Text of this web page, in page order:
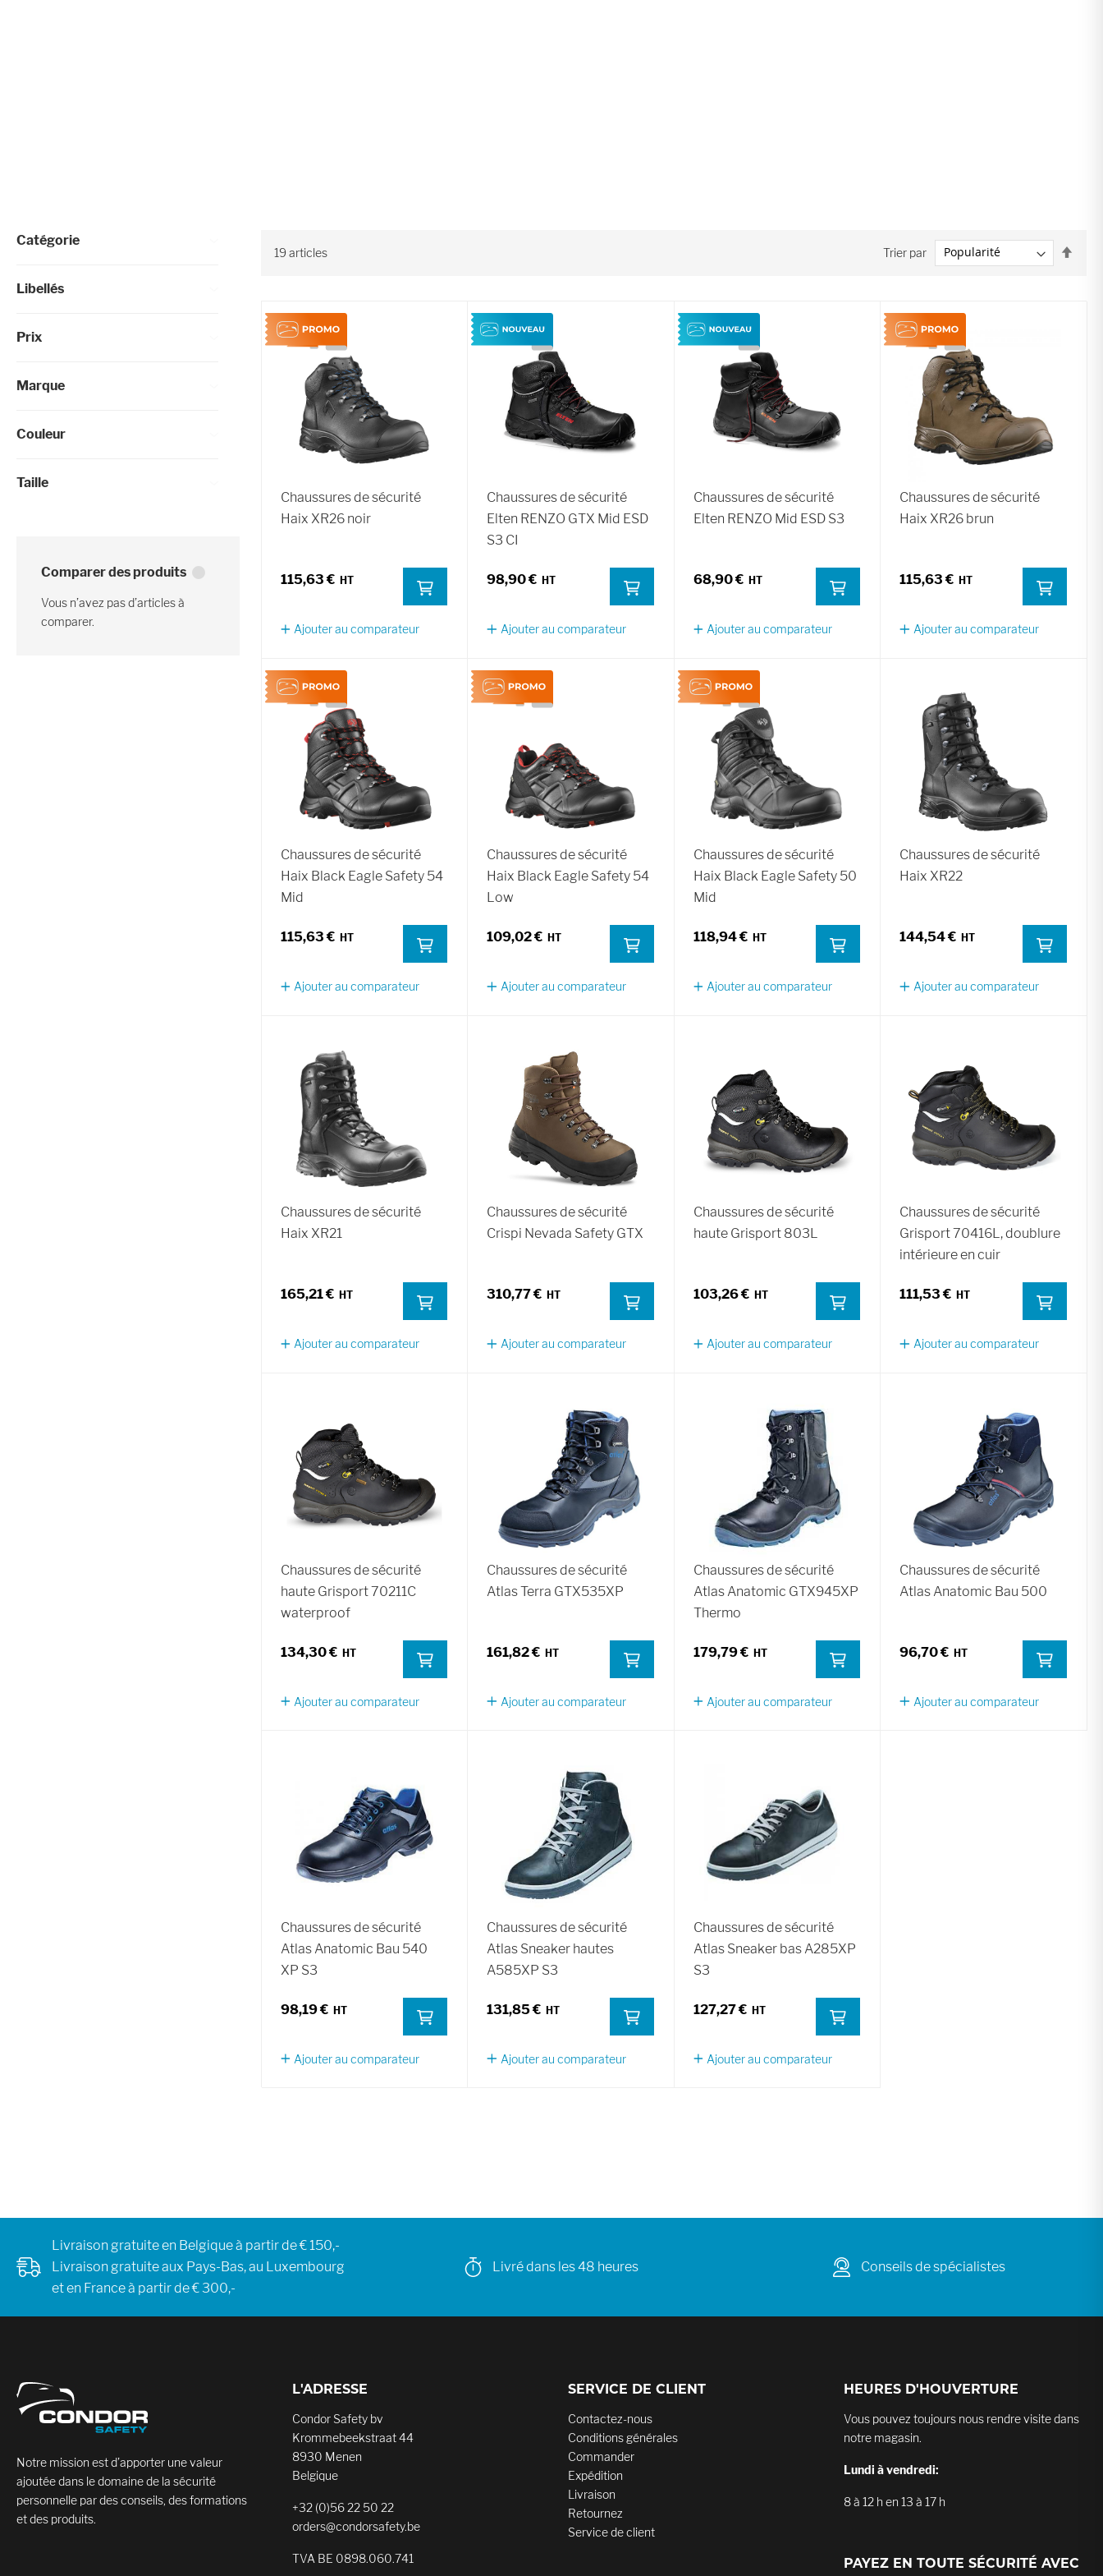
19 articles Trier par
Chaussures de sécurité
Haix XR26 noir
115,63 €
Ajouter au comparateur
Chaussures de sécurité
Elten RENZO GTX Mid ESD
S3 CI
98,90 €
Ajouter au comparateur
Chaussures de sécurité
Elten RENZO Mid ESD S3
68,90 €
Ajouter au comparateur
Chaussures de sécurité
Haix XR26 brun
115,63 €
Ajouter au comparateur
Chaussures de sécurité
Haix Black Eagle Safety 54
Mid
115,63 €
Ajouter au comparateur
Chaussures de sécurité
Haix Black Eagle Safety 54
Low
109,02 €
Ajouter au comparateur
Chaussures de sécurité
Haix Black Eagle Safety 50
Mid
118,94 €
Ajouter au comparateur
Chaussures de sécurité
Haix XR22
144,54 €
Ajouter au comparateur
Chaussures de sécurité
Haix XR21
165,21 €
Ajouter au comparateur
Chaussures de sécurité
Crispi Nevada Safety GTX
310,77 €
Ajouter au comparateur
Chaussures de sécurité
haute Grisport 803L
103,26 €
Ajouter au comparateur
Chaussures de sécurité
Grisport 70416L, doublure
intérieure en cuir
111,53 €
Ajouter au comparateur
Chaussures de sécurité
haute Grisport 70211C
waterproof
134,30 €
Ajouter au comparateur
Chaussures de sécurité
Atlas Terra GTX535XP
161,82 €
Ajouter au comparateur
Chaussures de sécurité
Atlas Anatomic GTX945XP
Thermo
179,79 €
Ajouter au comparateur
Chaussures de sécurité
Atlas Anatomic Bau 500
96,70 €
Ajouter au comparateur
Chaussures de sécurité
Atlas Anatomic Bau 540
XP S3
98,19 €
Ajouter au comparateur
Chaussures de sécurité
Atlas Sneaker hautes
A585XP S3
131,85 €
Ajouter au comparateur
Chaussures de sécurité
Atlas Sneaker bas A285XP
S3
127,27 €
Ajouter au comparateur
Affiner les options
Catégorie
Libellés
Prix
Marque
Couleur
Taille
Comparer des produits
Vous n’avez pas d’articles à
comparer.
Livraison gratuite en Belgique à partir de € 150,-
Livraison gratuite aux Pays-Bas, au Luxembourg
et en France à partir de € 300,-
Livré dans les 48 heures Conseils de spécialistes
Notre mission est d’apporter une valeur
ajoutée dans le domaine de la sécurité
personnelle par des conseils, des formations
et des produits.
L'ADRESSE
Condor Safety bv
Krommebeekstraat 44
8930 Menen
Belgique
+32 (0)56 22 50 22
orders@condorsafety.be
TVA BE 0898.060.741
SERVICE DE CLIENT
Contactez-nous
Conditions générales
Commander
Expédition
Livraison
Retournez
Service de client
HEURES D'HOUVERTURE
Vous pouvez toujours nous rendre visite dans
notre magasin.
Lundi à vendredi:
8 à 12 h en 13 à 17 h
PAYEZ EN TOUTE SÉCURITÉ AVEC